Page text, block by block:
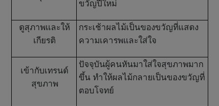
ขวัญปีใหม่
ดูสุภาพและให้
เกียรติ
กระเช้าผลไม้เป็นของขวัญที่แสดง
ความเคารพและใส่ใจ
เข้ากับเทรนด์
สุขภาพ
ปัจจุบันผู้คนหันมาใส่ใจสุขภาพมาก
ขึ้น ทำให้ผลไม้กลายเป็นของขวัญที่
ตอบโจทย์